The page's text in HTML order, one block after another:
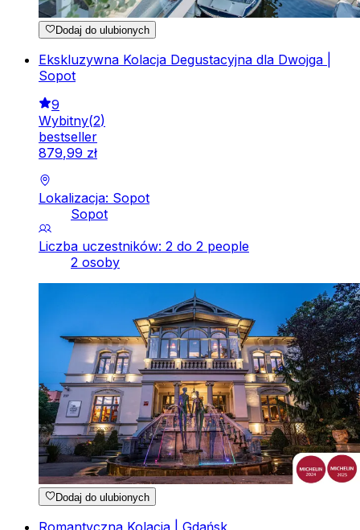
Dodaj do ulubionych
Ekskluzywna Kolacja Degustacyjna dla Dwojga |
Sopot
9
Wybitny(2)
bestseller
879,99 zł
Lokalizacja: Sopot
Sopot
Liczba uczestników: 2 do 2 people
2 osoby
Dodaj do ulubionych
Romantyczna Kolacja | Gdańsk